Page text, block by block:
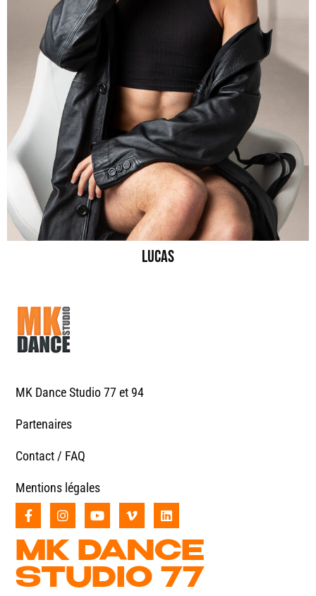
lucas
MK Dance Studio 77 et 94
Partenaires
Contact / FAQ
Mentions légales
MK DANCE
STUDIO 77